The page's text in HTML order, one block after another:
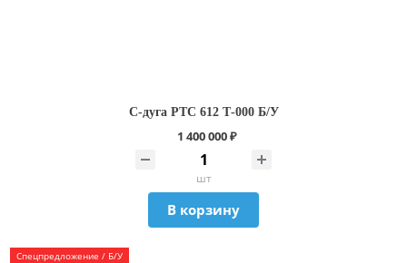
С-дуга РТС 612 Т-000 Б/У
1 400 000 ₽
шт
В корзину
Спецпредложение / Б/У